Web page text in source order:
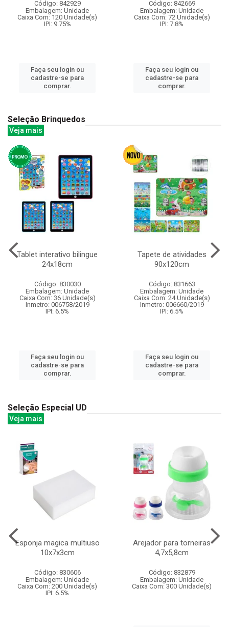
Código: 842929
Embalagem: Unidade
Caixa Com: 120 Unidade(s)
IPI: 9.75%
Faça seu login ou
cadastre-se para
comprar.
Código: 842669
Embalagem: Unidade
Caixa Com: 72 Unidade(s)
IPI: 7.8%
Faça seu login ou
cadastre-se para
comprar.
Seleção Brinquedos
Veja mais
Tablet interativo bilingue
24x18cm
Código: 830030
Embalagem: Unidade
Caixa Com: 36 Unidade(s)
Inmetro: 006758/2019
IPI: 6.5%
Faça seu login ou
cadastre-se para
comprar.
Tapete de atividades
90x120cm
Código: 831663
Embalagem: Unidade
Caixa Com: 24 Unidade(s)
Inmetro: 006660/2019
IPI: 6.5%
Faça seu login ou
cadastre-se para
comprar.
Seleção Especial UD
Veja mais
Esponja magica multiuso
10x7x3cm
Código: 830606
Embalagem: Unidade
Caixa Com: 200 Unidade(s)
IPI: 6.5%
Arejador para torneiras
4,7x5,8cm
Código: 832879
Embalagem: Unidade
Caixa Com: 300 Unidade(s)